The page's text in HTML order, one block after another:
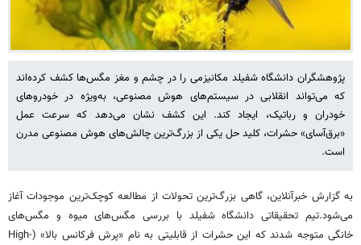
پژوهشگران دانشگاه شفیلد مکانیزمی را در چشم و مغز مگس‌ها کشف کرده‌اند
که می‌تواند انقلابی در سیستم‌های هوش مصنوعی، به‌ویژه در خودروهای
خودران و رباتیک، ایجاد کند. این کشف نشان می‌دهد که سرعت عمل
«برق‌آسای» حشرات، کلید حل یکی از بزرگ‌ترین چالش‌های هوش مصنوعی مدرن
است.
به گزارش خبرآنلاین، گاهی بزرگ‌ترین تحولات از مطالعه کوچک‌ترین موجودات آغاز
می‌شود.تیم تحقیقاتی دانشگاه شفیلد با بررسی مگس‌های میوه و مگس‌های
خانگی متوجه شدند که این حشرات از قابلیتی به نام «پرش فرکانس بالا» (High-